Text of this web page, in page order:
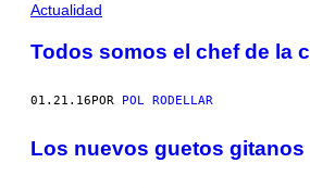
Actualidad
Todos somos el chef de la
01.21.16POR POL RODELLAR
Los nuevos guetos gitanos